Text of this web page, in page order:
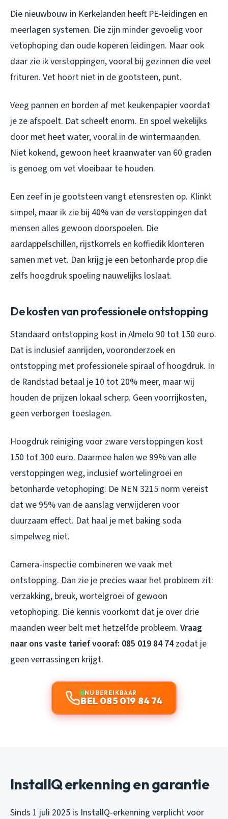
Die nieuwbouw in Kerkelanden heeft PE-leidingen en
meerlagen systemen. Die zijn minder gevoelig voor
vetophoping dan oude koperen leidingen. Maar ook
daar zie ik verstoppingen, vooral bij gezinnen die veel
frituren. Vet hoort niet in de gootsteen, punt.
Veeg pannen en borden af met keukenpapier voordat
je ze afspoelt. Dat scheelt enorm. En spoel wekelijks
door met heet water, vooral in de wintermaanden.
Niet kokend, gewoon heet kraanwater van 60 graden
is genoeg om vet vloeibaar te houden.
Een zeef in je gootsteen vangt etensresten op. Klinkt
simpel, maar ik zie bij 40% van de verstoppingen dat
mensen alles gewoon doorspoelen. Die
aardappelschillen, rijstkorrels en koffiedik klonteren
samen met vet. Dan krijg je een betonharde prop die
zelfs hoogdruk spoeling nauwelijks loslaat.
De kosten van professionele ontstopping
Standaard ontstopping kost in Almelo 90 tot 150 euro.
Dat is inclusief aanrijden, vooronderzoek en
ontstopping met professionele spiraal of hoogdruk. In
de Randstad betaal je 10 tot 20% meer, maar wij
houden de prijzen lokaal scherp. Geen voorrijkosten,
geen verborgen toeslagen.
Hoogdruk reiniging voor zware verstoppingen kost
150 tot 300 euro. Daarmee halen we 99% van alle
verstoppingen weg, inclusief wortelingroei en
betonharde vetophoping. De NEN 3215 norm vereist
dat we 95% van de aanslag verwijderen voor
duurzaam effect. Dat haal je met baking soda
simpelweg niet.
Camera-inspectie combineren we vaak met
ontstopping. Dan zie je precies waar het probleem zit:
verzakking, breuk, wortelgroei of gewoon
vetophoping. Die kennis voorkomt dat je over drie
maanden weer belt met hetzelfde probleem. Vraag
naar ons vaste tarief vooraf: 085 019 84 74zodat je
geen verrassingen krijgt.
NU BEREIKBAAR
BEL 085 019 84 74
InstallQ erkenning en garantie
Sinds 1 juli 2025 is InstallQ-erkenning verplicht voor